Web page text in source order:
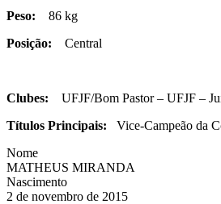
Peso: 86 kg
Posição: Central
Clubes: UFJF/Bom Pastor – UFJF –
Títulos Principais: Vice-Campeão da
Nome
MATHEUS MIRANDA
Nascimento
2 de novembro de 2015